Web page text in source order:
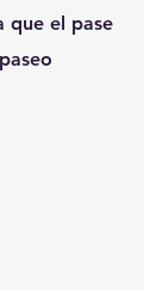
que el pase